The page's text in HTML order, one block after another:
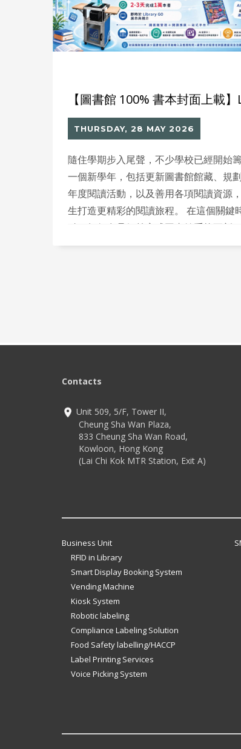
physical books, analyse reading data,
support AI‑driven recommendations; the
legacy system could no longer support
THURSDAY, 28 MAY 2026
隨住學期步入尾聲，不少學校已經開始
一個新學年，包括更新圖書館館藏、規
年度閱讀活動，以及善用各項閱讀資源
生打造更精彩的閱讀旅程。 在這個關鍵
整理及封面上載，成為館務團隊的一大
Contacts
Unit 509, 5/F, Tower II,
Cheung Sha Wan Plaza,
833 Cheung Sha Wan Road,
Kowloon, Hong Kong
(Lai Chi Kok MTR Station, Exit A)
Business Unit
RFID in Library
Smart Display Booking System
Vending Machine
Kiosk System
Robotic labeling
Compliance Labeling Solution
Food Safety labelling/HACCP
Label Printing Services
Voice Picking System